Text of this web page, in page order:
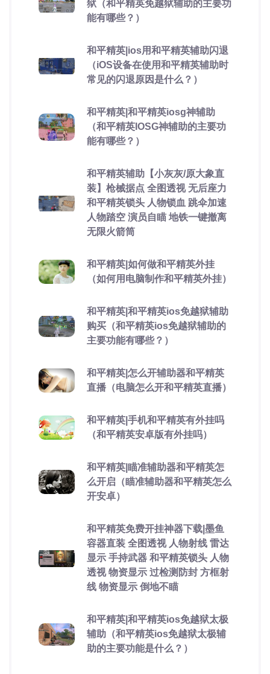
狱（和平精英免越狱辅助的主要功
能有哪些？）
和平精英|ios用和平精英辅助闪退
（iOS设备在使用和平精英辅助时
常见的闪退原因是什么？）
和平精英|和平精英iosg神辅助
（和平精英IOSG神辅助的主要功
能有哪些？）
和平精英辅助【小灰灰/原大象直
装】枪械据点 全图透视 无后座力
和平精英锁头 人物锁血 跳伞加速
人物踏空 演员自瞄 地铁一键撤离
无限火箭筒
和平精英|如何做和平精英外挂
（如何用电脑制作和平精英外挂）
和平精英|和平精英ios免越狱辅助
购买（和平精英ios免越狱辅助的
主要功能有哪些？）
和平精英|怎么开辅助器和平精英
直播（电脑怎么开和平精英直播）
和平精英|手机和平精英有外挂吗
（和平精英安卓版有外挂吗）
和平精英|瞄准辅助器和平精英怎
么开启（瞄准辅助器和平精英怎么
开安卓）
和平精英免费开挂神器下载|墨鱼
容器直装 全图透视 人物射线 雷达
显示 手持武器 和平精英锁头 人物
透视 物资显示 过检测防封 方框射
线 物资显示 倒地不瞄
和平精英|和平精英ios免越狱太极
辅助（和平精英ios免越狱太极辅
助的主要功能是什么？）